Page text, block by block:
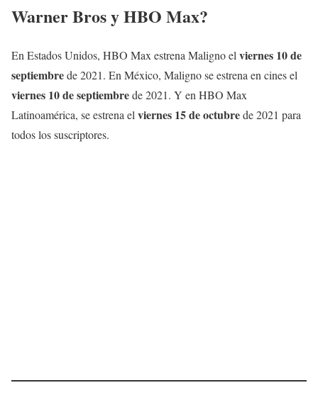
Warner Bros y HBO Max?
En Estados Unidos, HBO Max estrena Maligno el viernes 10 de
septiembrede 2021. En México, Maligno se estrena en cines el
viernes 10 de septiembrede 2021. Y en HBO Max
Latinoamérica, se estrena el viernes 15 de octubrede 2021 para
todos los suscriptores.